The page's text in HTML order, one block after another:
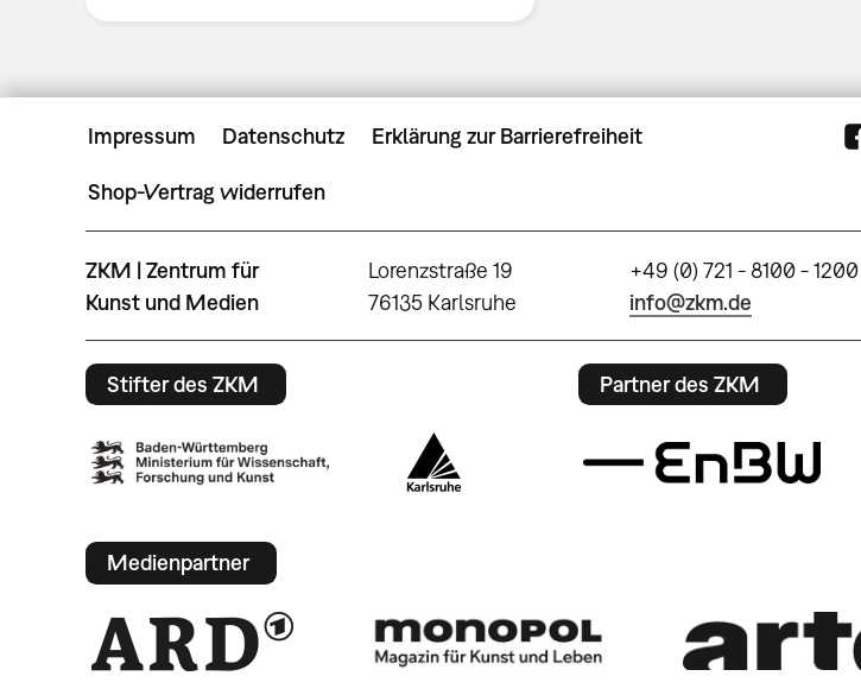
Impressum Datenschutz Erklärung zur Barrierefreiheit
Shop-Vertrag widerrufen
ZKM | Zentrum für
Kunst und Medien
Lorenzstraße 19
76135 Karlsruhe
+49 (0) 721 - 8100 - 1200
info@zkm.de
Stifter des ZKM Partner des ZKM
Medienpartner